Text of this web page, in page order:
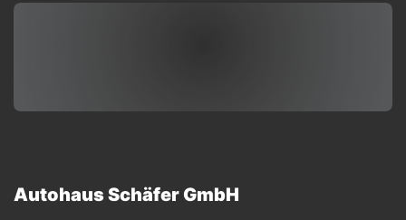
Autohaus Schäfer GmbH